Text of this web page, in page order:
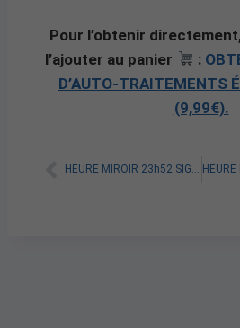
Pour l’obtenir
l’ajouter au panier
:
D’AUTO-TRAITEMENTS
(9,99€).
HEURE MIROIR 23h52 SIGNIFICATION SPIRITUELLE [A LIRE]